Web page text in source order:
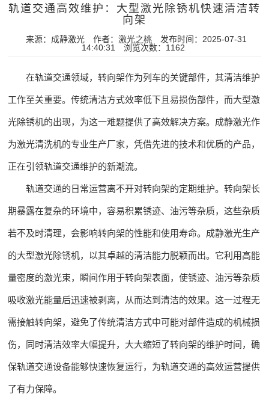
轨道交通高效维护：大型激光除锈机快速清洁转
向架
来源：成静激光 作者：激光之桃
发布时间：2025-07-31
14:40:31
浏览次数：1162
在轨道交通领域，转向架作为列车的关键部件，其清洁维护
工作至关重要。传统清洁方式效率低下且易损伤部件，而大型激
光除锈机的出现，为这一难题提供了高效解决方案。成静激光作
为激光清洗机的专业生产厂家，凭借先进的技术和优质的产品，
正在引领轨道交通维护的新潮流。
轨道交通的日常运营离不开对转向架的定期维护。转向架长
期暴露在复杂的环境中，容易积累锈迹、油污等杂质，这些杂质
若不及时清理，会影响转向架的性能和使用寿命。成静激光生产
的大型激光除锈机，以其卓越的清洁能力脱颖而出。它利用高能
量密度的激光束，瞬间作用于转向架表面，使锈迹、油污等杂质
吸收激光能量后迅速被剥离，从而达到清洁的效果。这一过程无
需接触转向架，避免了传统清洁方式中可能对部件造成的机械损
伤，同时清洁效率大幅提升，大大缩短了转向架的维护时间，确
保轨道交通设备能够快速恢复运行，为轨道交通的高效运营提供
了有力保障。